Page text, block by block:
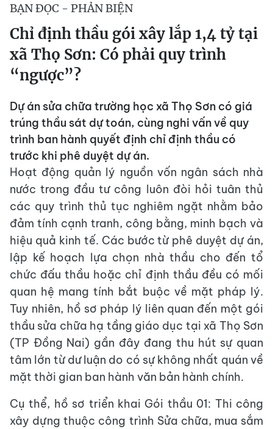
BẠN ĐỌC - PHẢN BIỆN
Chỉ định thầu gói xây lắp 1,4 tỷ tại
xã Thọ Sơn: Có phải quy trình
“ngược”?
Dự án sửa chữa trường học xã Thọ Sơn có giá
trúng thầu sát dự toán, cùng nghi vấn về quy
trình ban hành quyết định chỉ định thầu có
trước khi phê duyệt dự án.
Hoạt động quản lý nguồn vốn ngân sách nhà
nước trong đầu tư công luôn đòi hỏi tuân thủ
các quy trình thủ tục nghiêm ngặt nhằm bảo
đảm tính cạnh tranh, công bằng, minh bạch và
hiệu quả kinh tế. Các bước từ phê duyệt dự án,
lập kế hoạch lựa chọn nhà thầu cho đến tổ
chức đấu thầu hoặc chỉ định thầu đều có mối
quan hệ mang tính bắt buộc về mặt pháp lý.
Tuy nhiên, hồ sơ pháp lý liên quan đến một gói
thầu sửa chữa hạ tầng giáo dục tại xã Thọ Sơn
(TP Đồng Nai) gần đây đang thu hút sự quan
tâm lớn từ dư luận do có sự không nhất quán về
mặt thời gian ban hành văn bản hành chính.
Cụ thể, hồ sơ triển khai Gói thầu 01: Thi công
xây dựng thuộc công trình Sửa chữa, mua sắm